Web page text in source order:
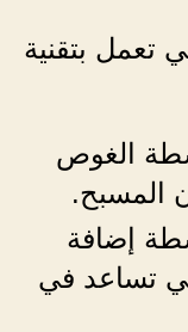
تعمل بتقنية
الغوص
المسبح.
إضافة
تساعد في